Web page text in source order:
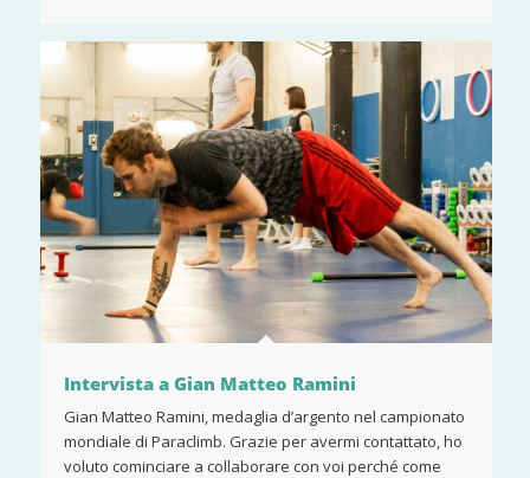
Intervista a Gian Matteo Ramini
Gian Matteo Ramini, medaglia d’argento nel campionato
mondiale di Paraclimb. Grazie per avermi contattato, ho
voluto cominciare a collaborare con voi perché come